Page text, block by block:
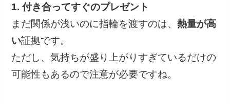
1. 付き合ってすぐのプレゼント
まだ関係が浅いのに指輪を渡すのは、熱量が高
い証拠です。
ただし、気持ちが盛り上がりすぎているだけの
可能性もあるので注意が必要ですね。